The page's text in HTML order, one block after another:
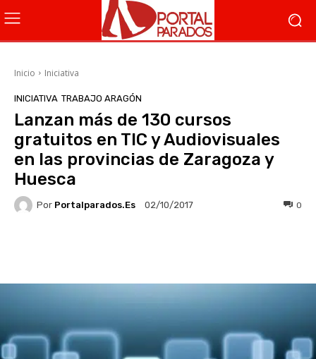
Inicio Iniciativa
INICIATIVA TRABAJO ARAGÓN
Lanzan más de 130 cursos
gratuitos en TIC y Audiovisuales
en las provincias de Zaragoza y
Huesca
Por Portalparados.es 02/10/2017 0